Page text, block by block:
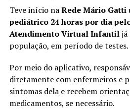
Teve início naRede Mário Gatti
pediátrico 24 horas por dia
Atendimento Virtual Infantiljá
população, em período de testes.
Por meio do aplicativo,
diretamente com enfermeiros e
sintomas dela e recebem
medicamentos, se necessário.